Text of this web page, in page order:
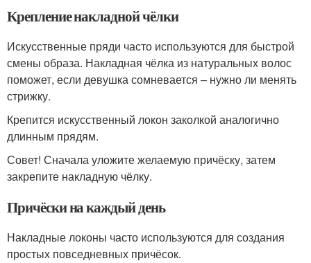
Крепление накладной чёлки
Искусственные пряди часто используются для быстрой
смены образа. Накладная чёлка из натуральных волос
поможет, если девушка сомневается – нужно ли менять
стрижку.
Крепится искусственный локон заколкой аналогично
длинным прядям.
Совет! Сначала уложите желаемую причёску, затем
закрепите накладную чёлку.
Причёски на каждый день
Накладные локоны часто используются для создания
простых повседневных причёсок.